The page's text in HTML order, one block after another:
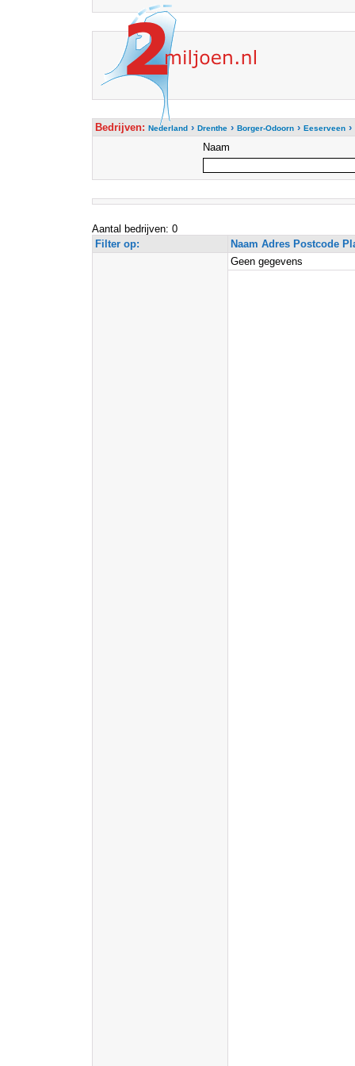
Bedrijven: Nederland› Drenthe› Borger-Odoorn› Eeserveen›
Naam
Aantal bedrijven: 0
Filter op:
Naam Adres Postcode
Geen gegevens